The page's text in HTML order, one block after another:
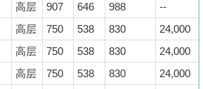
高层 907 646 988
--
高层 750 538 830
24,000
高层 750 538 830
24,000
高层 750 538 830 24,000